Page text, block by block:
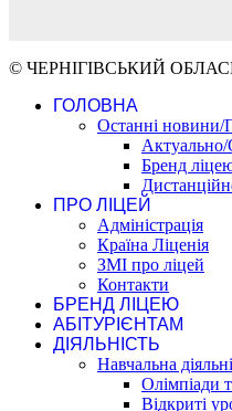
© ЧЕРНІГІВСЬКИЙ
ГОЛОВНА
Останні новини/
Бренд
ПРО ЛІЦЕЙ
Адміністрація
Країна Ліценія
ЗМІ про ліцей
Контакти
БРЕНД ЛІЦЕЮ
АБІТУРІЄНТАМ
ДІЯЛЬНІСТЬ
Навчальна
Олімпіади
Відкриті